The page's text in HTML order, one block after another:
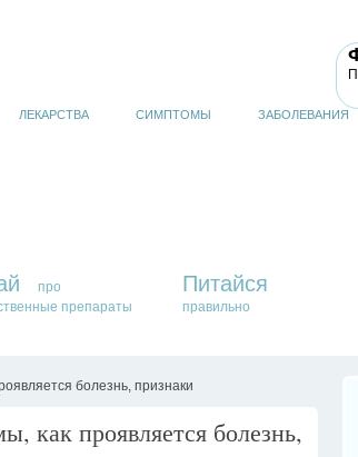
ЛЕКАРСТВА СИМПТОМЫ ЗАБОЛЕВАНИЯ
про
препараты
Питайся
правильно
болезнь, признаки
как проявляется болезнь,